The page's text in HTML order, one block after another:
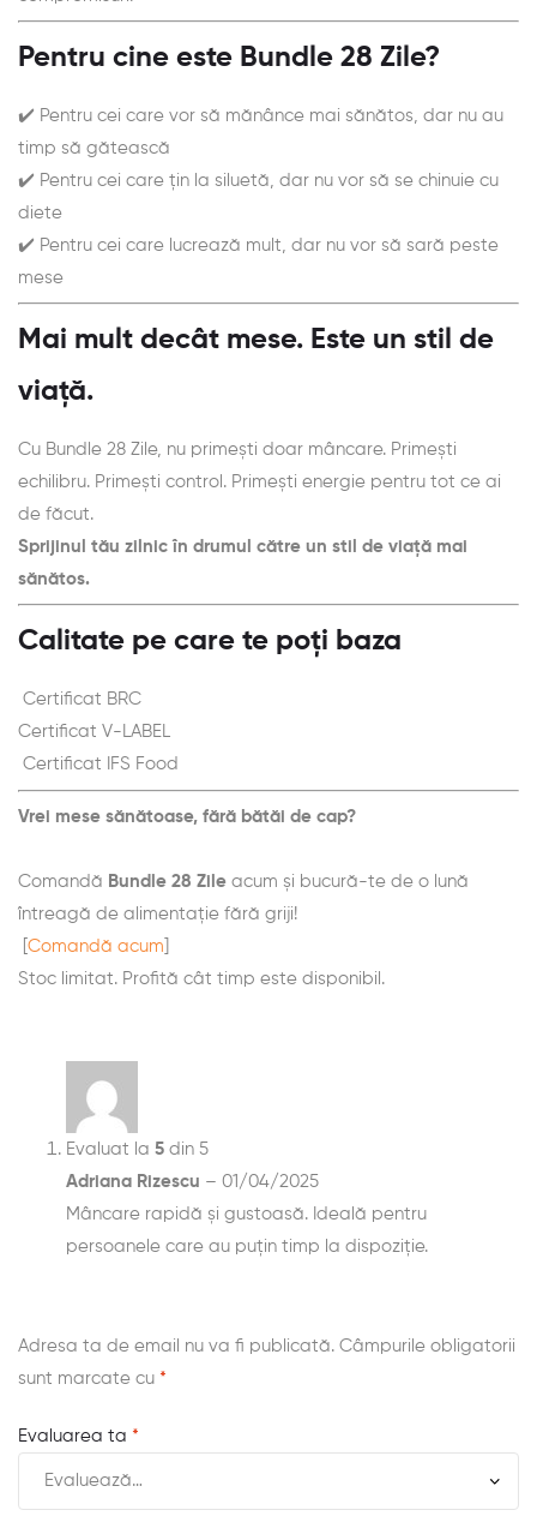
Pentru cine este Bundle 28 Zile?
✔️ Pentru cei care vor să mănânce mai sănătos, dar nu au
timp să gătească
✔️ Pentru cei care țin la siluetă, dar nu vor să se chinuie cu
diete
✔️ Pentru cei care lucrează mult, dar nu vor să sară peste
mese
Mai mult decât mese. Este un stil de
viață.
Cu Bundle 28 Zile, nu primești doar mâncare. Primești
echilibru. Primești control. Primești energie pentru tot ce ai
de făcut.
Sprijinul tău zilnic în drumul către un stil de viață mai
sănătos.
Calitate pe care te poți baza
Certificat BRC
Certificat V-LABEL
Certificat IFS Food
Vrei mese sănătoase, fără bătăi de cap?
Comandă Bundle 28 Zile acum și bucură-te de o lună
întreagă de alimentație fără griji!
Comandă acum
Stoc limitat. Profită cât timp este disponibil.
Evaluat la 5 din 5
Adriana Rizescu – 01/04/2025
Mâncare rapidă și gustoasă. Ideală pentru
persoanele care au puțin timp la dispoziție.
Adresa ta de email nu va fi publicată. Câmpurile obligatorii
sunt marcate cu *
Evaluarea ta *